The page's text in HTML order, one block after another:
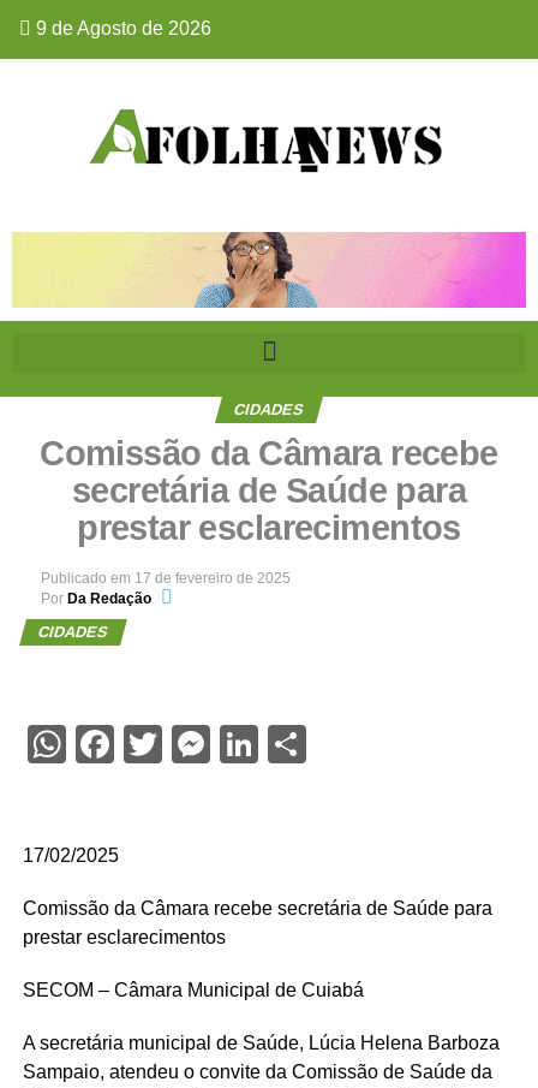
9 de Agosto de 2026
CIDADES
Comissão da Câmara recebe
secretária de Saúde para
prestar esclarecimentos
Publicado em 17 de fevereiro de 2025
Por Da Redação
CIDADES
WhatsApp
Facebook
Twitter
Messenger
LinkedIn
Share
17/02/2025
Comissão da Câmara recebe secretária de Saúde para
prestar esclarecimentos
SECOM – Câmara Municipal de Cuiabá
A secretária municipal de Saúde, Lúcia Helena Barboza
Sampaio, atendeu o convite da Comissão de Saúde da